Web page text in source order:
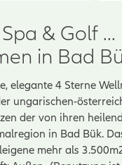
& Golf ...
in Bad
elegante 4 Sterne
ungarischen-
der von ihren
in Bad Bük.
mehr als